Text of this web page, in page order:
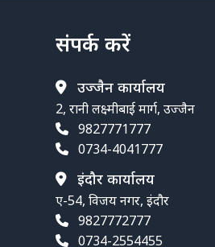
संपर्क करें
उज्जैन कार्यालय
2, रानी लक्ष्मीबाई मार्ग, उज्जैन
9827771777
0734-4041777
इंदौर कार्यालय
ए-54, विजय नगर, इंदौर
9827772777
0734-2554455